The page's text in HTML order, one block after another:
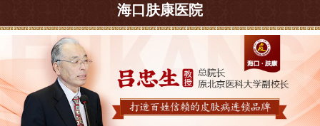
海口肤康医院